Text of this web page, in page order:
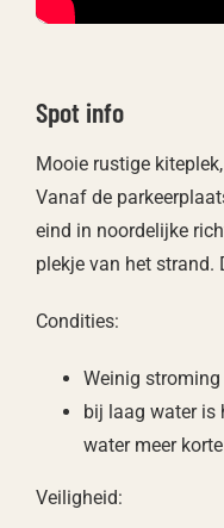
Spot info
Mooie rustige
Vanaf de
eind in noordelijke
plekje van het strand.
Condities:
Weinig
bij laag water is
water meer
Veiligheid: